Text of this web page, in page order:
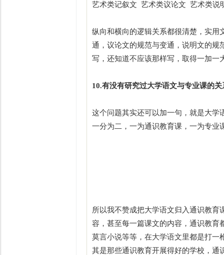
艺术类记叙文 艺术类议论文 艺术类说
纵向和横向的逻辑关系都很清楚，实用
通，议论文的规范与变通，说明文的规
写，还知道不应该那样写，取得一加一
10.有没有研究过大学语文与专业课的关
这个问题其实还可以加一句，就是大学
一分为二，一为通识教育课，一为专业
所以我不赞成把大学语文归入通识教
容，甚至每一篇课文的内容，通识教育
莫言小说等等，在大学语文里都是打一
其是那些通识教育开展得好的学校，通